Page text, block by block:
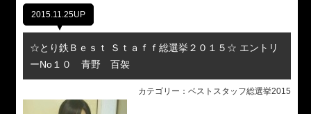
2015.11.25UP
☆とり鉄Ｂｅｓｔ Ｓｔａｆｆ総選挙２０１５☆ エントリ
ーNo１０ 青野 百袈
カテゴリー：ベストスタッフ総選挙2015